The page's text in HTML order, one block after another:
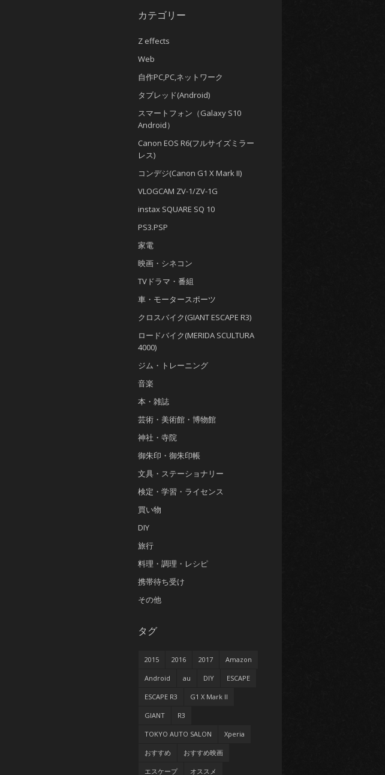
カテゴリー
Z effects
Web
自作PC,PC,ネットワーク
タブレッド(Android)
スマートフォン（Galaxy S10
Android）
Canon EOS R6(フルサイズミラー
レス)
コンデジ(Canon G1 X Mark II)
VLOGCAM ZV-1/ZV-1G
instax SQUARE SQ 10
PS3.PSP
家電
映画・シネコン
TVドラマ・番組
車・モータースポーツ
クロスバイク(GIANT ESCAPE R3)
ロードバイク(MERIDA SCULTURA
4000)
ジム・トレーニング
音楽
本・雑誌
芸術・美術館・博物館
神社・寺院
御朱印・御朱印帳
文具・ステーショナリー
検定・学習・ライセンス
買い物
DIY
旅行
料理・調理・レシピ
携帯待ち受け
その他
タグ
2015 2016 2017 Amazon
Android au DIY ESCAPE
ESCAPE R3 G1 X Mark II
GIANT R3
TOKYO AUTO SALON Xperia
おすすめ おすすめ映画
エスケープ オススメ